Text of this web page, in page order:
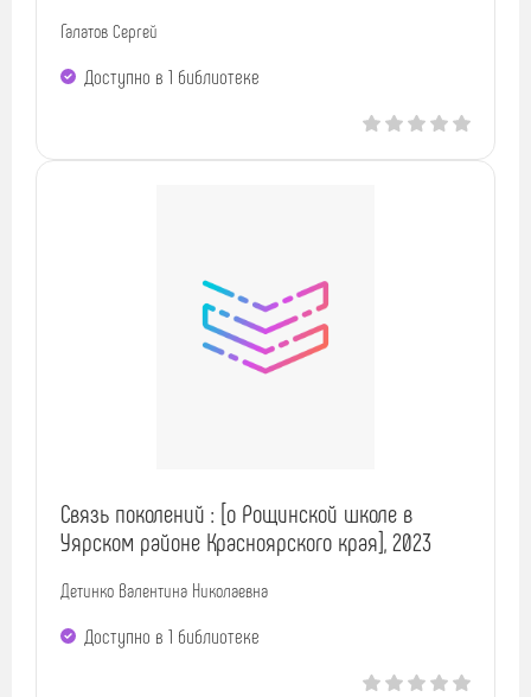
Галатов Сергей
Доступно в 1 библиотекe
Связь поколений : [о Рощинской школе в
Уярском районе Красноярского края], 2023
Детинко Валентина Николаевна
Доступно в 1 библиотекe